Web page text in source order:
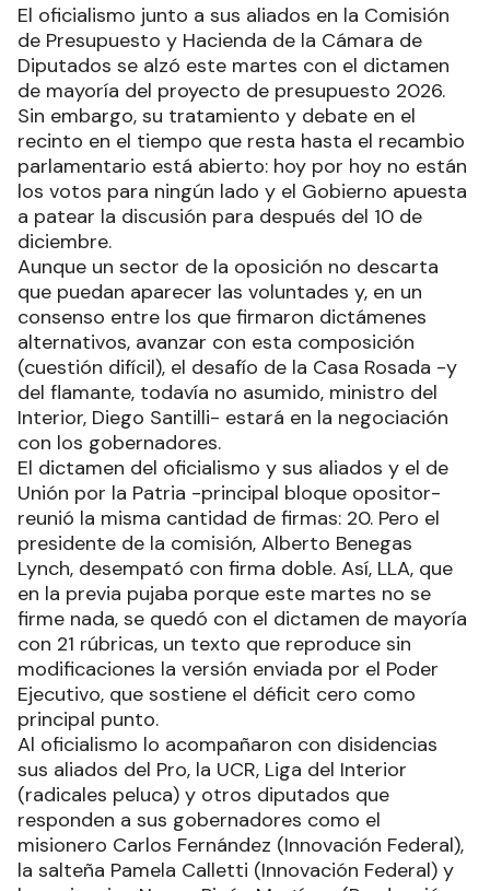
El oficialismo junto a sus aliados en la Comisión
de Presupuesto y Hacienda de la Cámara de
Diputados se alzó este martes con el dictamen
de mayoría del proyecto de presupuesto 2026.
Sin embargo, su tratamiento y debate en el
recinto en el tiempo que resta hasta el recambio
parlamentario está abierto: hoy por hoy no están
los votos para ningún lado y el Gobierno apuesta
a patear la discusión para después del 10 de
diciembre.
Aunque un sector de la oposición no descarta
que puedan aparecer las voluntades y, en un
consenso entre los que firmaron dictámenes
alternativos, avanzar con esta composición
(cuestión difícil), el desafío de la Casa Rosada -y
del flamante, todavía no asumido, ministro del
Interior, Diego Santilli- estará en la negociación
con los gobernadores.
El dictamen del oficialismo y sus aliados y el de
Unión por la Patria -principal bloque opositor-
reunió la misma cantidad de firmas: 20. Pero el
presidente de la comisión, Alberto Benegas
Lynch, desempató con firma doble. Así, LLA, que
en la previa pujaba porque este martes no se
firme nada, se quedó con el dictamen de mayoría
con 21 rúbricas, un texto que reproduce sin
modificaciones la versión enviada por el Poder
Ejecutivo, que sostiene el déficit cero como
principal punto.
Al oficialismo lo acompañaron con disidencias
sus aliados del Pro, la UCR, Liga del Interior
(radicales peluca) y otros diputados que
responden a sus gobernadores como el
misionero Carlos Fernández (Innovación Federal),
la salteña Pamela Calletti (Innovación Federal) y